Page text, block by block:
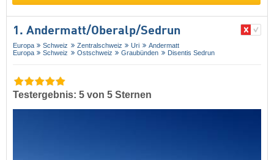
1. Andermatt/​Oberalp/​Sedrun
Europa Schweiz Zentralschweiz Uri
Andermatt
Europa
Schweiz Ostschweiz Graubünden Disentis Sedrun
Testergebnis: 5 von 5 Sternen